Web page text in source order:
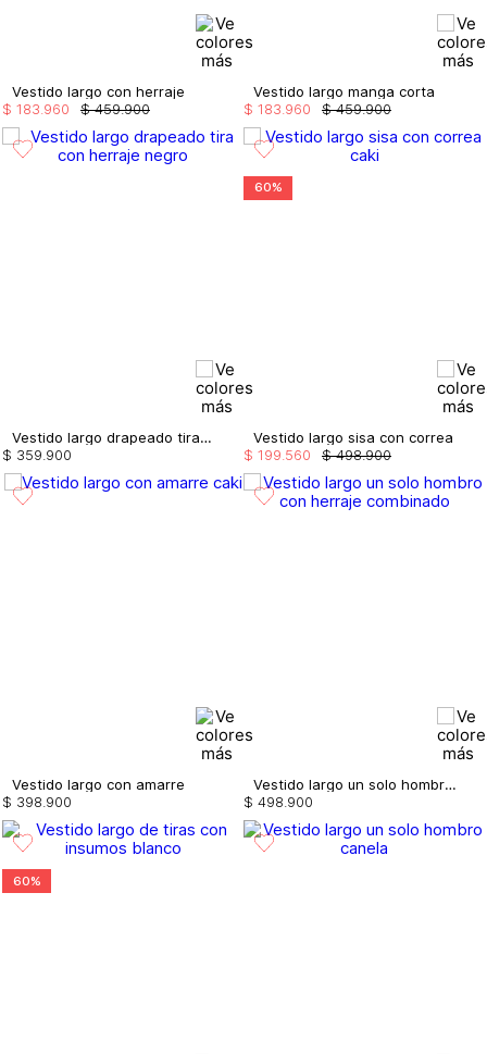
Vestido largo con herraje
$ 459.900
$ 183 960
Vestido largo manga corta
$ 459.900
$ 183 960
Vestido largo drapeado tira con herraje
$ 359.900
60%
Vestido largo sisa con correa
$ 498.900
$ 199.560
Vestido largo con amarre
$ 398 900
Vestido largo un solo hombro con herraje
$ 498 900
60%